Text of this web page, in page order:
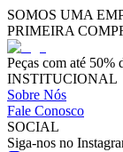
SOMOS UMA
PRIMEIRA
Peças com até 50%
INSTITUCIONAL
Sobre Nós
Fale Conosco
SOCIAL
Siga-nos no